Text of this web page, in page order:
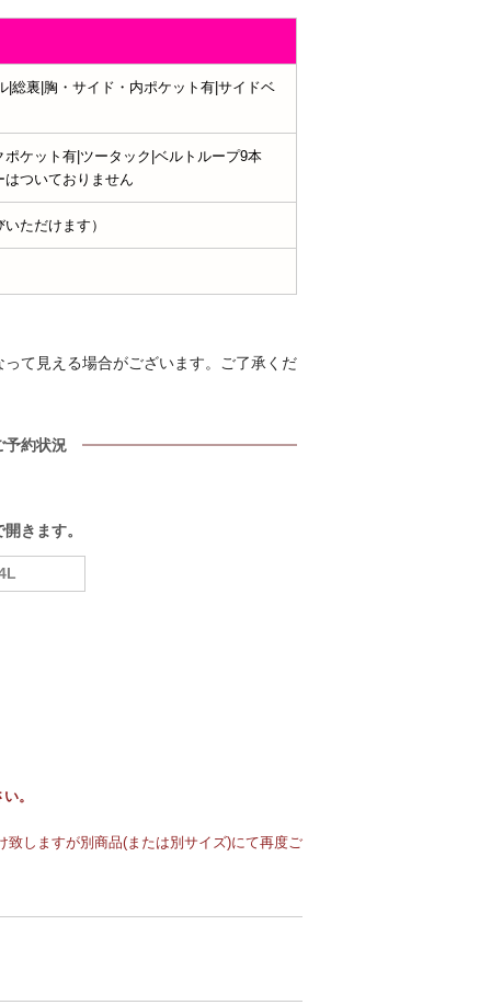
|総裏|胸・サイド・内ポケット有|サイドベ
ポケット有|ツータック|ベルトループ9本
ついておりません
ただけます）
て見える場合がございます。ご了承くだ
予約状況
きます。
。
しますが別商品(または別サイズ)にて再度ご